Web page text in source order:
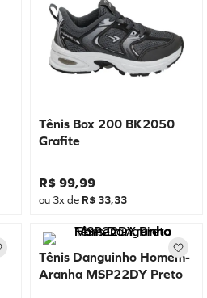
Tênis Box 200 BK2050
Grafite
R$ 99,99
ou 3x de R$ 33,33
Tênis Danguinho Homem-
Aranha MSP22DY Preto